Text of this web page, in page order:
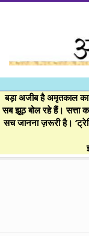
।।
BE
बड़ा अजीब है अमृतकाल
सब झूठ बोल रहे हैं। सत्ता
सच जानना ज़रूरी है।